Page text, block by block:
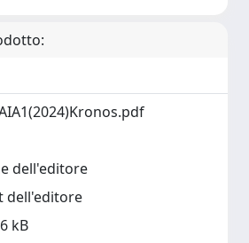
dell'editore
dell'editore
kB